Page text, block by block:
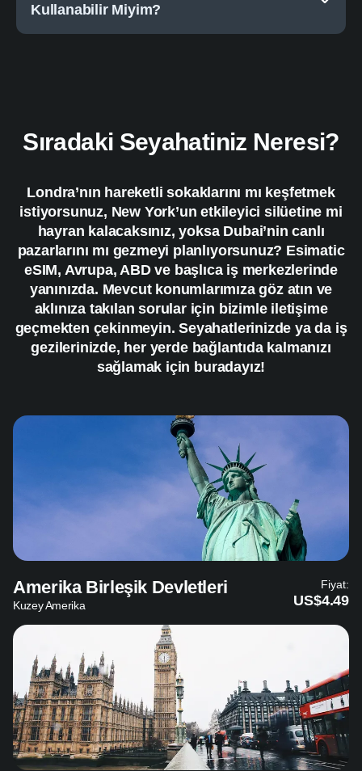
Kullanabilir Miyim?
Sıradaki Seyahatiniz Neresi?
Londra’nın hareketli sokaklarını mı keşfetmek
istiyorsunuz, New York’un etkileyici silüetine mi
hayran kalacaksınız, yoksa Dubai’nin canlı
pazarlarını mı gezmeyi planlıyorsunuz? Esimatic
eSIM, Avrupa, ABD ve başlıca iş merkezlerinde
yanınızda. Mevcut konumlarımıza göz atın ve
aklınıza takılan sorular için bizimle iletişime
geçmekten çekinmeyin. Seyahatlerinizde ya da iş
gezilerinizde, her yerde bağlantıda kalmanızı
sağlamak için buradayız!
Amerika Birleşik Devletleri
Kuzey Amerika
Fiyat:
US$4.49